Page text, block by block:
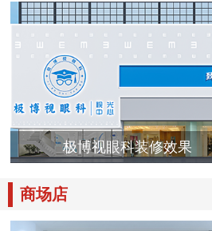
极博视眼科装修效果
商场店